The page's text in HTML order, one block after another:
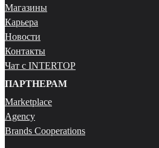
Магазины
Карьера
Новости
Контакты
Чат с INTERTOP
ПАРТНЕРАМ
Marketplace
Agency
Brands Cooperations